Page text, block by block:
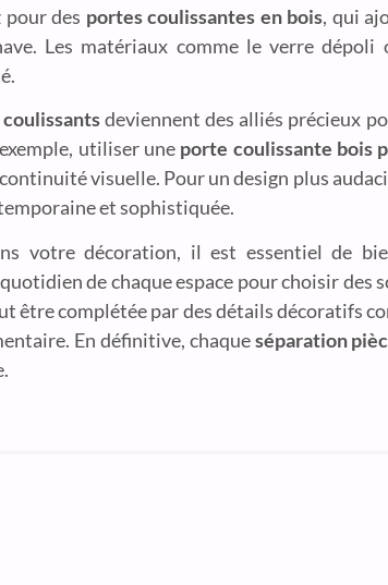
des portes coulissantes en bois, qui
Les matériaux comme le verre dépoli
deviennent des alliés précieux
utiliser une porte coulissante bois
visuelle. Pour un design plus
et sophistiquée.
votre décoration, il est essentiel de
de chaque espace pour choisir des
être complétée par des détails décoratifs
En définitive, chaqueséparation